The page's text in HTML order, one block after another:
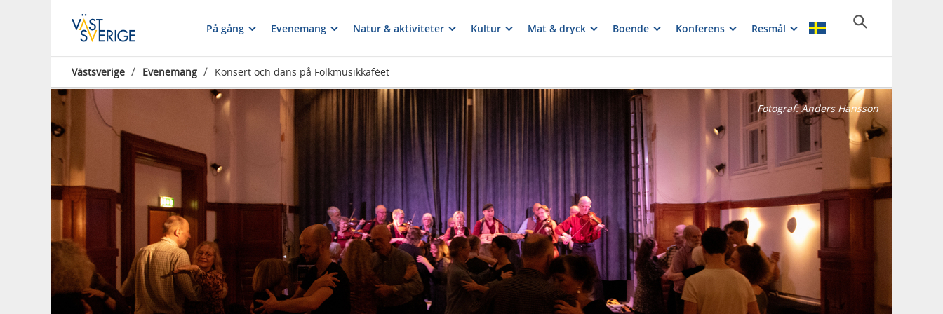
På gång Evenemang Natur & aktiviteter Kultur Mat & dryck Boende Konferens Resmål
Västsverige / Evenemang / Konsert och dans på Folkmusikkaféet
Fotograf:Anders Hansson